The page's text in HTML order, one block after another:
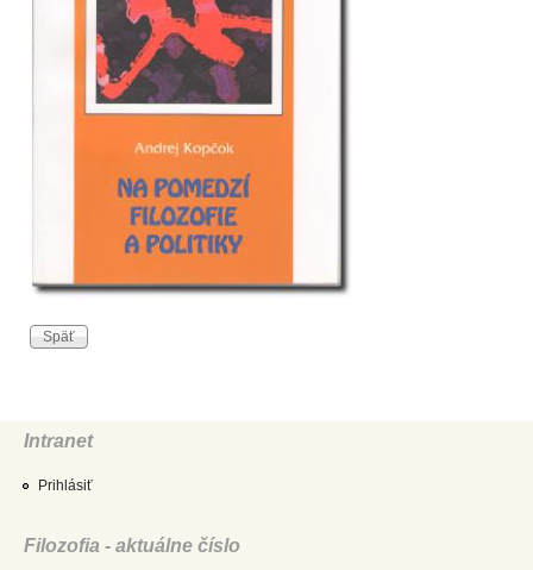
Intranet
Prihlásiť
Filozofia - aktuálne číslo